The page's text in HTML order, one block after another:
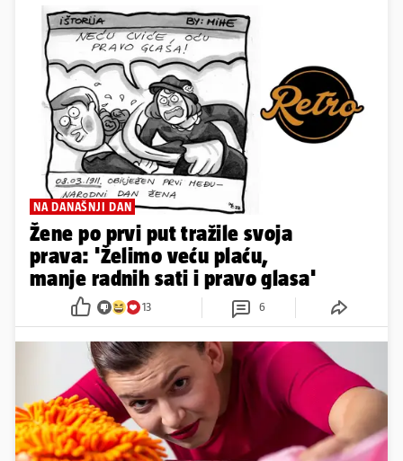
NA DANAŠNJI DAN
Žene po prvi put tražile svoja
prava: 'Želimo veću plaću,
manje radnih sati i pravo glasa'
13 6